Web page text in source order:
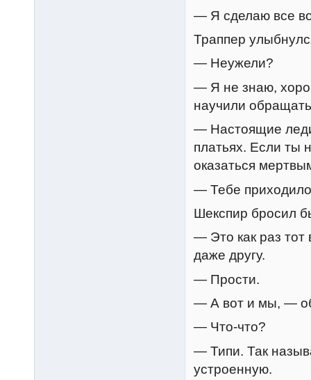
— Я сделаю все
Траппер
— Неужели?
— Я не знаю,
научили
— Настоящие
платьях. Если ты
оказаться
— Тебе
Шекспир бросил
— Это как раз тот
даже другу.
— Прости.
— А вот и мы, —
— Что-что?
— Типи. Так
устроенную.